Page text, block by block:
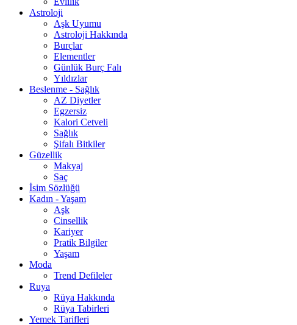
Astroloji
Aşk Uyumu
Astroloji Hakkında
Burçlar
Elementler
Günlük Burç Falı
Yıldızlar
Beslenme - Sağlık
AZ Diyetler
Egzersiz
Kalori Cetveli
Sağlık
Şifalı Bitkiler
Güzellik
Makyaj
Saç
İsim Sözlüğü
Kadın - Yaşam
Aşk
Cinsellik
Kariyer
Pratik Bilgiler
Yaşam
Moda
Trend Defileler
Ruya
Rüya Hakkında
Rüya Tabirleri
Yemek Tarifleri